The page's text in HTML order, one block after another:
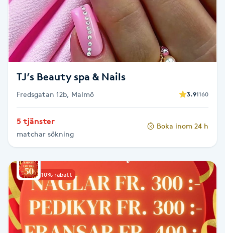
Lashlift Keratin
LED-ljusterapi
Liktornar
LPG
LPG-behandling
LPG-massage
Luggklippning
Lymfmassage
Läpptatuering
TJ’s Beauty spa & Nails
Fredsgatan 12b, Malmö 3.91160
5 tjänster
matchar sökning
Boka inom 24 h
Upp till 10% rabatt